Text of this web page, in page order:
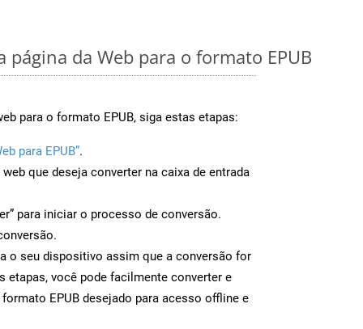
da Web para o formato EPUB
para o formato EPUB, siga estas etapas:
para EPUB”.
que deseja converter na caixa de entrada
para iniciar o processo de conversão.
o seu dispositivo assim que a conversão for
etapas, você pode facilmente converter e
EPUB desejado para acesso offline e